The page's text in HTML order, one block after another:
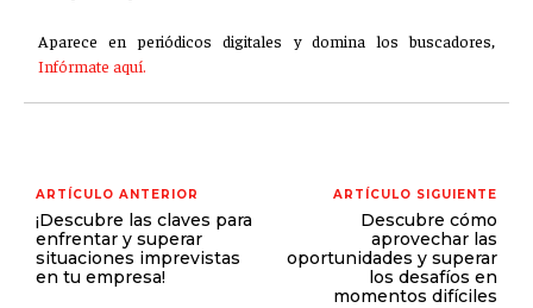
Aparece en periódicos digitales y domina los buscadores,
Infórmate aquí.
ARTÍCULO ANTERIOR
¡Descubre las claves para
enfrentar y superar
situaciones imprevistas
en tu empresa!
ARTÍCULO SIGUIENTE
Descubre cómo
aprovechar las
oportunidades y superar
los desafíos en
momentos difíciles